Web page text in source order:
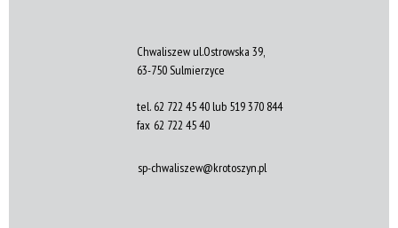
Chwaliszew ul.Ostrowska 39,
63-750 Sulmierzyce
tel. 62 722 45 40 lub 519 370 844
fax 62 722 45 40
sp-chwaliszew@krotoszyn.pl